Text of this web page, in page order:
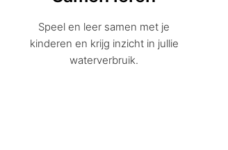
Speel en leer samen met je
kinderen en krijg inzicht in jullie
waterverbruik.